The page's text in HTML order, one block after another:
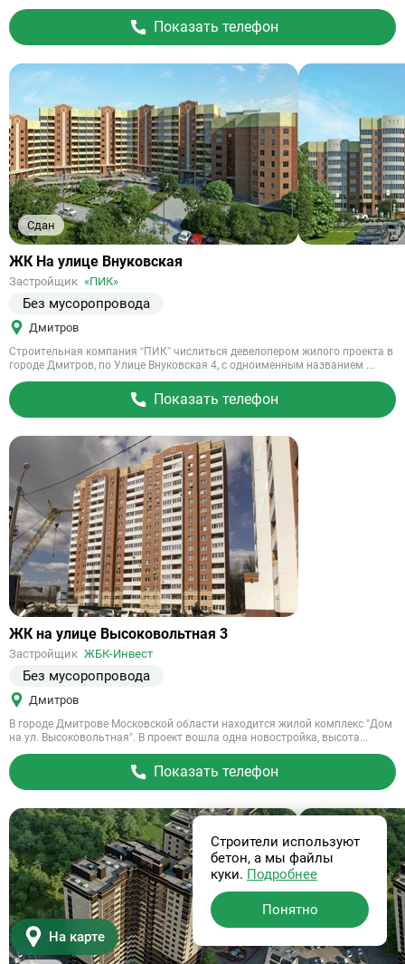
На карте
Показать телефон
Сдан
Ссылка
объект
ЖК На улице Внуковская
Застройщик «ПИК»
Без мусоропровода
Дмитров
Строительная компания “ПИК” числиться девелопером жилого проекта в
городе Дмитров, по Улице Внуковская 4, с одноименным названием ...
Показать телефон
Сдан
Ссылка
объект
ЖК на улице Высоковольтная 3
Застройщик ЖБК-Инвест
Без мусоропровода
Дмитров
В городе Дмитрове Московской области находится жилой комплекс "Дом
на ул. Высоковольтная". В проект вошла одна новостройка, высота...
Показать телефон
Строители используют
бетон, а мы файлы
куки. Подробнее
Понятно